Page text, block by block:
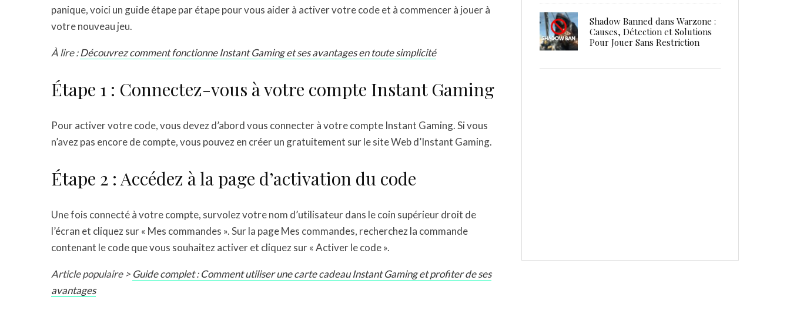
panique, voici un guide étape par étape pour vous aider à activer votre code et à commencer à jouer à
votre nouveau jeu.
À lire :Découvrez comment fonctionne Instant Gaming et ses avantages en toute simplicité
Étape 1 : Connectez-vous à votre compte Instant Gaming
Pour activer votre code, vous devez d’abord vous connecter à votre compte Instant Gaming. Si vous
n’avez pas encore de compte, vous pouvez en créer un gratuitement sur le site Web d’Instant Gaming.
Étape 2 : Accédez à la page d’activation du code
Une fois connecté à votre compte, survolez votre nom d’utilisateur dans le coin supérieur droit de
l’écran et cliquez sur « Mes commandes ». Sur la page Mes commandes, recherchez la commande
contenant le code que vous souhaitez activer et cliquez sur « Activer le code ».
Article populaire > Guide complet : Comment utiliser une carte cadeau Instant Gaming et profiter de ses
avantages
Shadow Banned dans Warzone :
Causes, Détection et Solutions
Pour Jouer Sans Restriction